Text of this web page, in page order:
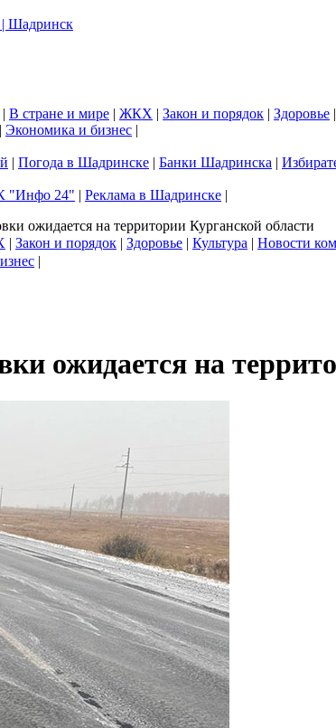
| В стране и мире | ЖКХ | Закон и порядок | Здоровье |
| Экономика и бизнес |
| Погода в Шадринске | Банки Шадринска |
"Инфо 24" | Реклама в Шадринске |
ожидается на территории Курганской области
| Закон и порядок | Здоровье | Культура | Новости
|
ожидается на